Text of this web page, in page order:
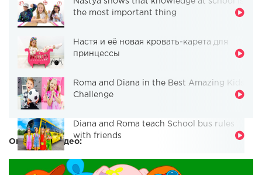
the most important thing
Настя и её новая кровать-карета для
принцессы
Roma and Diana in the Best Amazing Kids
Challenge
Diana and Roma teach School bus rules
with friends
Описание видео: